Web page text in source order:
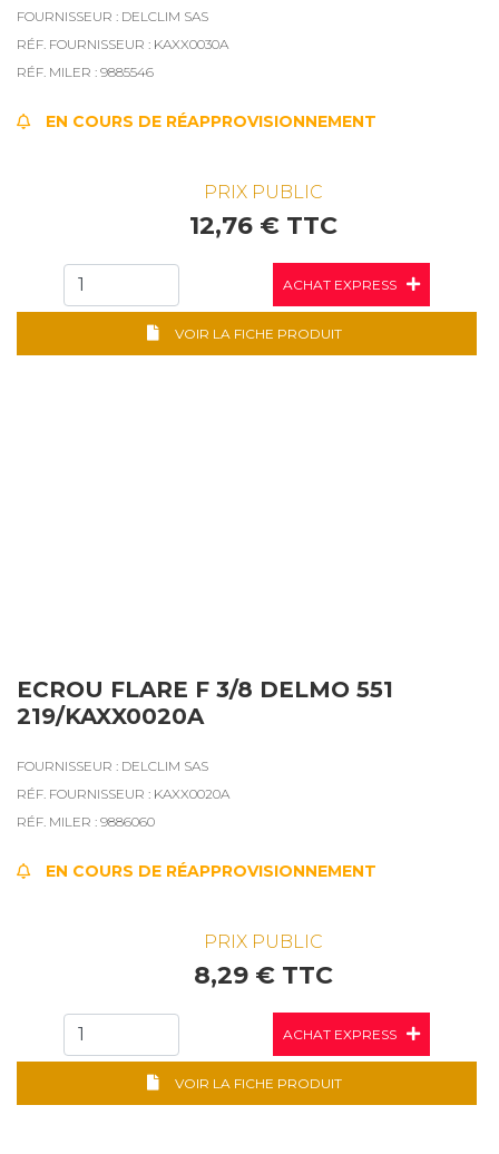
FOURNISSEUR : DELCLIM SAS
RÉF. FOURNISSEUR : KAXX0030A
RÉF. MILER : 9885546
EN COURS DE RÉAPPROVISIONNEMENT
PRIX PUBLIC
12,76 € TTC
ACHAT EXPRESS
VOIR LA FICHE PRODUIT
ECROU FLARE F 3/8 DELMO 551
219/KAXX0020A
FOURNISSEUR : DELCLIM SAS
RÉF. FOURNISSEUR : KAXX0020A
RÉF. MILER : 9886060
EN COURS DE RÉAPPROVISIONNEMENT
PRIX PUBLIC
8,29 € TTC
ACHAT EXPRESS
VOIR LA FICHE PRODUIT